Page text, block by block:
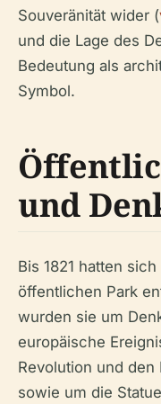
Souveränität wider (
und die Lage des
Bedeutung als
Symbol.
und
Bis 1821 hatten
öffentlichen Park
wurden sie um
europäische
Revolution und
sowie um die